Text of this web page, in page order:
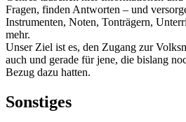
Fragen, finden Antworten – und
Instrumenten, Noten, Tonträgern,
mehr.
Unser Ziel ist es, den Zugang zur
auch und gerade für jene, die bislang
Bezug dazu hatten.
Sonstiges